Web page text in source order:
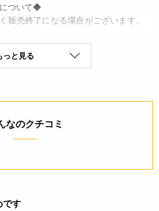
ついて◆
販売終了になる場合がございます。
る商品は、ご購入可能な状態にあっ
るものではありません。予めご了承
25μ ・ 裏：片艶晒クラフト紙
っと見る
なのクチコミ
です